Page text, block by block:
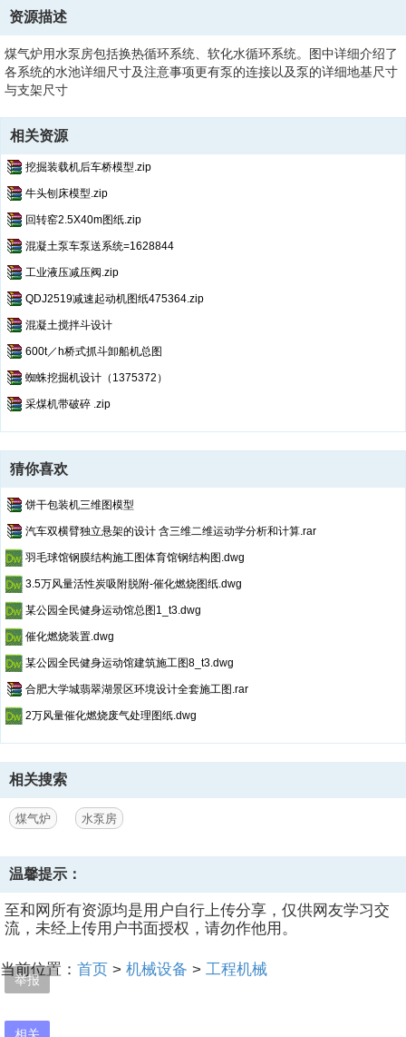
相关
举报
资源描述
煤气炉用水泵房包括换热循环系统、软化水循环系统。图中详细介绍了
各系统的水池详细尺寸及注意事项更有泵的连接以及泵的详细地基尺寸
与支架尺寸
相关资源
挖掘装载机后车桥模型.zip
牛头刨床模型.zip
回转窑2.5X40m图纸.zip
混凝土泵车泵送系统=1628844
工业液压减压阀.zip
QDJ2519减速起动机图纸475364.zip
混凝土搅拌斗设计
600t／h桥式抓斗卸船机总图
蜘蛛挖掘机设计（1375372）
采煤机带破碎 .zip
猜你喜欢
饼干包装机三维图模型
汽车双横臂独立悬架的设计 含三维二维运动学分析和计算.rar
羽毛球馆钢膜结构施工图体育馆钢结构图.dwg
3.5万风量活性炭吸附脱附-催化燃烧图纸.dwg
某公园全民健身运动馆总图1_t3.dwg
催化燃烧装置.dwg
某公园全民健身运动馆建筑施工图8_t3.dwg
合肥大学城翡翠湖景区环境设计全套施工图.rar
2万风量催化燃烧废气处理图纸.dwg
相关搜索
煤气炉 水泵房
温馨提示：
至和网所有资源均是用户自行上传分享，仅供网友学习交
流，未经上传用户书面授权，请勿作他用。
当前位置： 首页 > 机械设备 > 工程机械